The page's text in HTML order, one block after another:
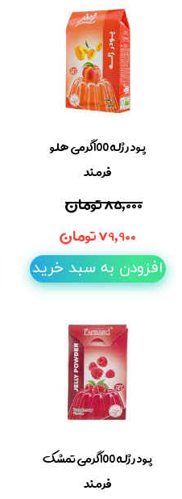
پودر ژله 100گرمی هلو
فرمند
۸۵,۰۰۰ تومان
۷۹,۹۰۰ تومان
افزودن به سبد خرید
پودر ژله 100گرمی تمشک
فرمند